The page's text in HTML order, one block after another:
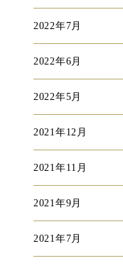
2022年7月
2022年6月
2022年5月
2021年12月
2021年11月
2021年9月
2021年7月